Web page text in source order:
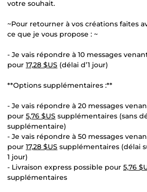
votre souhait.
~Pour retourner à vos créations faites
ce que je vous propose : ~
- Je vais répondre à 10 messages
pour 17,28 $US (délai d’1 jour)
**Options supplémentaires :**
- Je vais répondre à 20 messages
pour 5,76 $US supplémentaires (sans
supplémentaire)
- Je vais répondre à 50 messages
pour 17,28 $US supplémentaires (délai
1 jour)
- Livraison express possible pour 5,76
supplémentaires